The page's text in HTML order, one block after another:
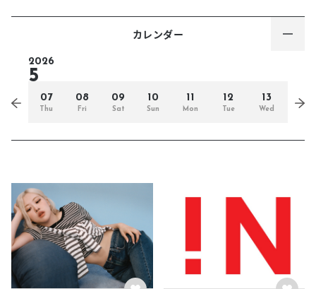
カレンダー
2026
5
07
Thu
08
Fri
09
Sat
10
Sun
11
Mon
12
Tue
13
Wed